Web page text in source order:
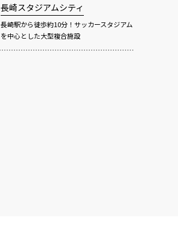
長崎スタジアムシティ
長崎駅から徒歩約10分！サッカースタジアム
を中心とした大型複合施設